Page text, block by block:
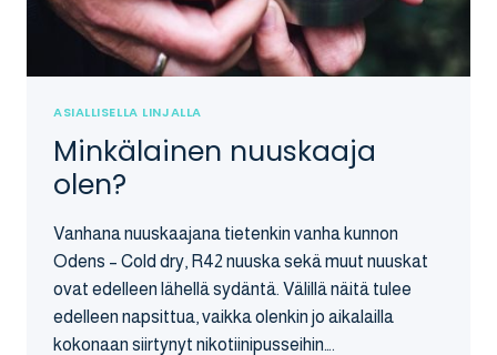
ASIALLISELLA LINJALLA
Minkälainen nuuskaaja
olen?
Vanhana nuuskaajana tietenkin vanha kunnon
Odens – Cold dry, R42 nuuska sekä muut nuuskat
ovat edelleen lähellä sydäntä. Välillä näitä tulee
edelleen napsittua, vaikka olenkin jo aikalailla
kokonaan siirtynyt nikotiinipusseihin….